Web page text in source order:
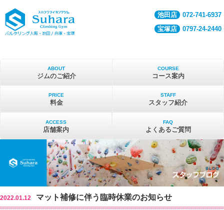
池田店
072-741-6937
宝塚店
0797-24-2440
ABOUT
ジムのご紹介
COURSE
コース案内
PRICE
料金
STAFF
スタッフ紹介
ACCESS
店舗案内
FAQ
よくあるご質問
2022.01.12 マット補修に伴う臨時休業のお知らせ